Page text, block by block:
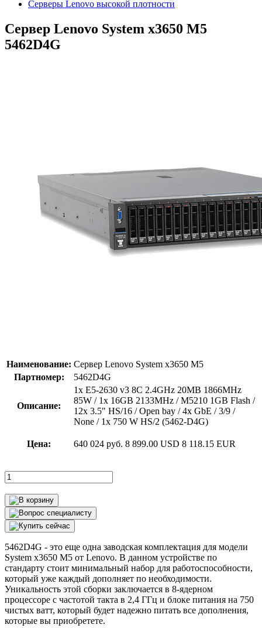
Серверы Lenovo высокой плотности
Сервер Lenovo System x3650 M5
5462D4G
Наименование: Сервер Lenovo System x3650 M5
Партномер:
5462D4G
Описание:
1x E5-2630 v3 8C 2.4GHz 20MB 1866MHz
85W / 1x 16GB 2133MHz / M5210 1GB Flash /
12x 3.5" HS/16 / Open bay / 4x GbE / 3/9 /
None / 1x 750 W HS/2 (5462-D4G)
Цена: 640 024 руб. 8 899.00 USD 8 118.15 EUR
5462D4G - это еще одна заводская комплектация для модели
System x3650 M5 от Lenovo. В данном устройстве по
стандарту стоит минимальный набор для работоспособности,
который уже каждый дополняет по необходимости.
Уникальность этой сборки заключается в 8-ядерном
процессоре с частотой такта в 2,4 ГГц и блоке питания на 750
чистых ватт, который будет надежно питать все дополнения,
которые вы приобретете.